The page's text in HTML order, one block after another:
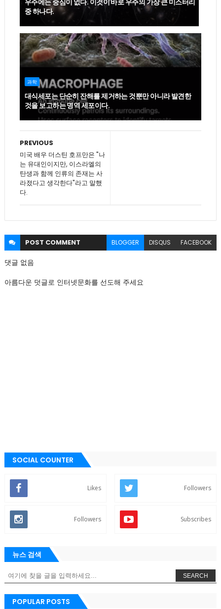
우주에는 중심이 없다. 이것이 바로 우주의 가장 큰 미스터리
중 하나다.
과학
대식세포는 단순히 잔해를 제거하는 것뿐만 아니라 발견한
것을 보고하는 명역 세포이다.
PREVIOUS
미국 배우 더스틴 호프만은 "나
는 유대인이지만, 이스라엘의
탄생과 함께 인류의 존재는 사
라졌다고 생각한다"라고 말했
다.
POST COMMENT BLOGGER DISQUS FACEBOOK
댓글 없음
아름다운 덧글로 인터넷문화를 선도해 주세요
SOCIAL COUNTER
Likes Followers
Followers Subscribes
뉴스 검색
SEARCH
POPULAR POSTS